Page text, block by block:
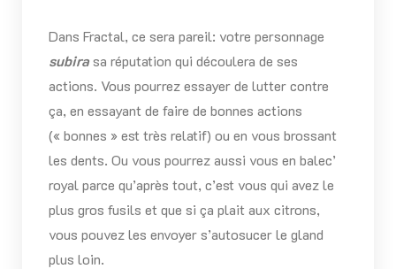
Dans Fractal, ce sera pareil: votre personnage
subirasa réputation qui découlera de ses
actions. Vous pourrez essayer de lutter contre
ça, en essayant de faire de bonnes actions
(« bonnes » est très relatif) ou en vous brossant
les dents. Ou vous pourrez aussi vous en balec’
royal parce qu’après tout, c’est vous qui avez le
plus gros fusils et que si ça plait aux citrons,
vous pouvez les envoyer s’autosucer le gland
plus loin.